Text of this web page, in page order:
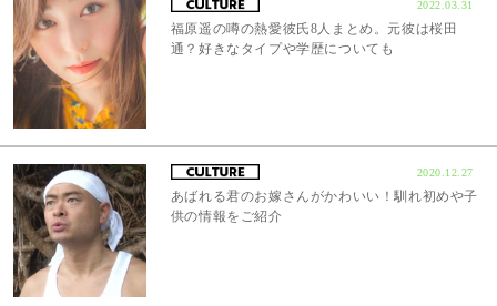
2022.03.31
福原遥の噂の熱愛彼氏8人まとめ。元彼は桜田
通？好きなタイプや学歴についても
2020.12.27
あばれる君のお嫁さんがかわいい！馴れ初めや子
供の情報をご紹介